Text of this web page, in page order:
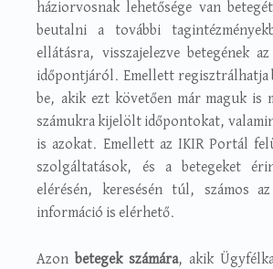
háziorvosnak lehetősége van
beutalni a további
ellátásra, visszajelezve betegének
időpontjáról. Emellett regisztrálhatja
be, akik ezt követően már maguk is
számukra kijelölt időpontokat,
is azokat. Emellett az IKIR Portál
szolgáltatások, és a betegeket
elérésén, keresésén túl, számos
információ is elérhető.
Azon betegek számára, akik